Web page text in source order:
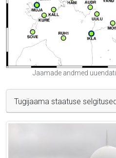
Jaamade andmed
Tugijaama staatuse